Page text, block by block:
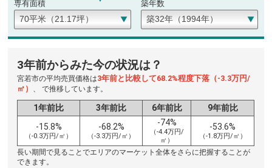
専有面積 築年数
3年前からみた今の状況は？
宮若市の平均売買価格は3年前と比較して68.2%程度下落（-3.3万円/
㎡） 、 で推移しています。
1年前比 3年前比 6年前比
9年前比
-15.8%
（-0.3万円/㎡）
-68.2%
（-3.3万円/㎡）
-74%
（-4.4万円/
㎡）
-53.6%
（-1.8万円/㎡）
長い期間で見ることでエリアのマーケット全体をさらに把握することが
できます。